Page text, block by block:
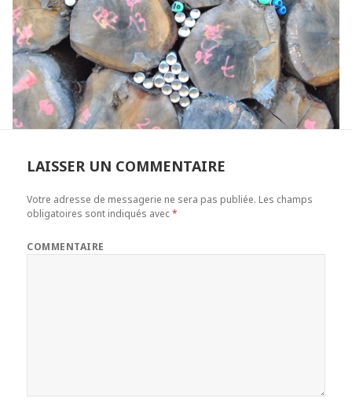
LAISSER UN COMMENTAIRE
Votre adresse de messagerie ne sera pas publiée. Les champs
obligatoires sont indiqués avec*
COMMENTAIRE